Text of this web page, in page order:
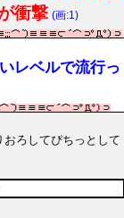
衝撃 (画:1)
レベルで流行っ
おろしてぴちっとして